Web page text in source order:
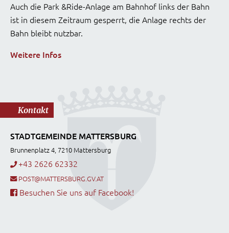
Auch die Park &Ride-Anlage am Bahnhof links der Bahn
ist in diesem Zeitraum gesperrt, die Anlage rechts der
Bahn bleibt nutzbar.
Weitere Infos
Kontakt
STADTGEMEINDE MATTERSBURG
Brunnenplatz 4, 7210 Mattersburg
+43 2626 62332
POST@MATTERSBURG.GV.AT
Besuchen Sie uns auf Facebook!